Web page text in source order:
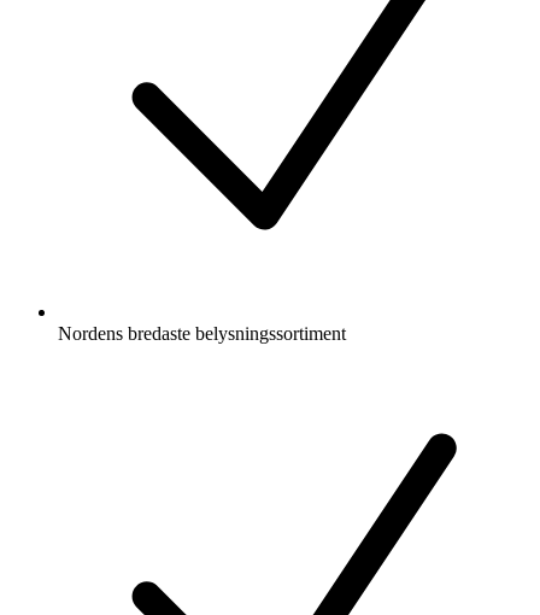
Nordens bredaste belysningssortiment